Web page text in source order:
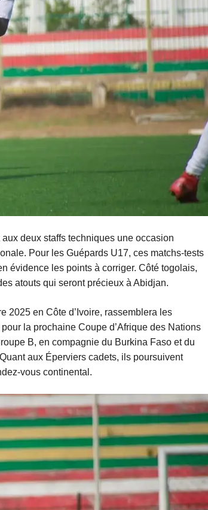
deux staffs techniques une occasion
Pour les Guépards U17, ces matchs-tests
évidence les points à corriger. Côté togolais,
atouts qui seront précieux à Abidjan.
2025 en Côte d’Ivoire, rassemblera les
la prochaine Coupe d’Afrique des Nations
B, en compagnie du Burkina Faso et du
aux Éperviers cadets, ils poursuivent
vous continental.